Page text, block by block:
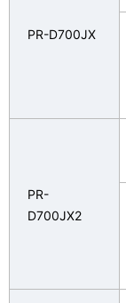
PR-D700JX
PR-
D700JX2